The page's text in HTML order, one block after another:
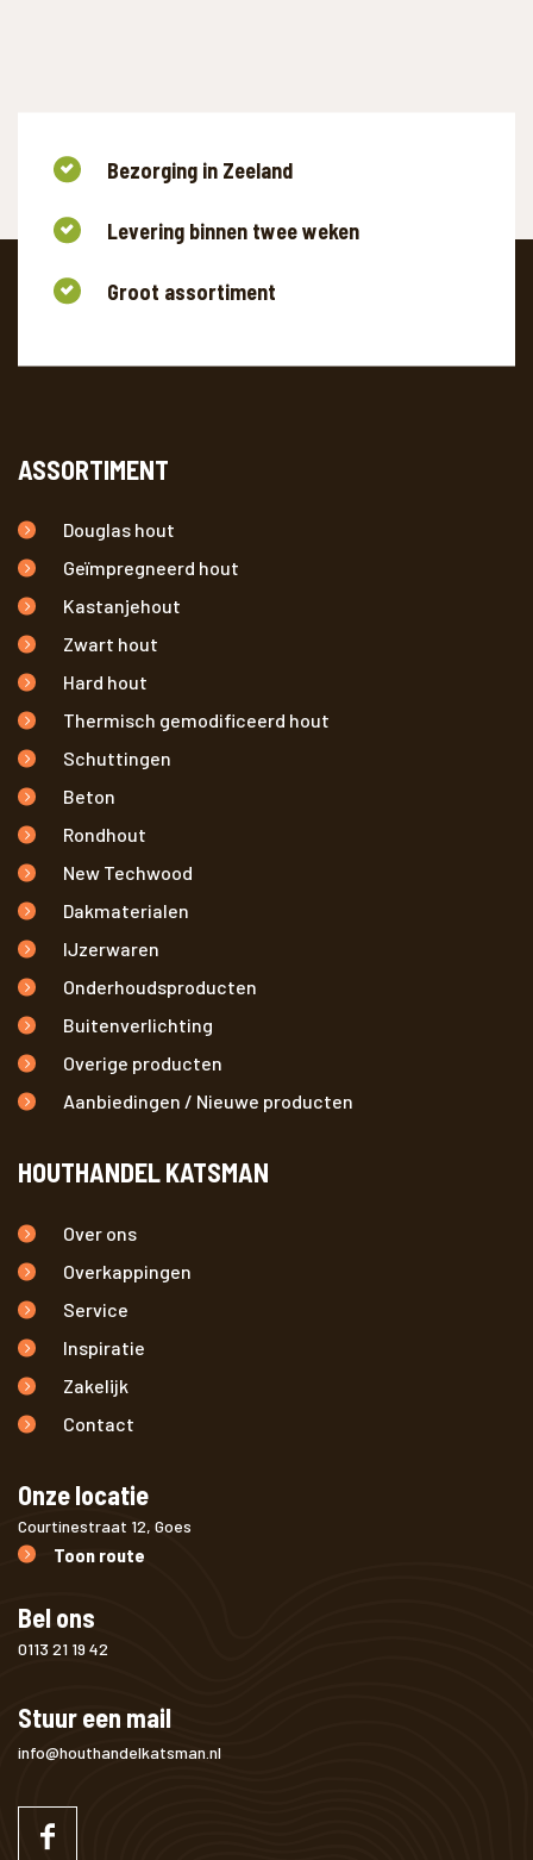
Bezorging in Zeeland
Levering binnen twee weken
Groot assortiment
ASSORTIMENT
Douglas hout
Geïmpregneerd hout
Kastanjehout
Zwart hout
Hard hout
Thermisch gemodificeerd hout
Schuttingen
Beton
Rondhout
New Techwood
Dakmaterialen
IJzerwaren
Onderhoudsproducten
Buitenverlichting
Overige producten
Aanbiedingen / Nieuwe producten
HOUTHANDEL KATSMAN
Over ons
Overkappingen
Service
Inspiratie
Zakelijk
Contact
Onze locatie
Courtinestraat 12, Goes
Toon route
Bel ons
0113 21 19 42
Stuur een mail
info@houthandelkatsman.nl